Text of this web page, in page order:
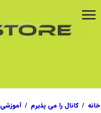
خانه / کانال را می پذیرم / آموزشی